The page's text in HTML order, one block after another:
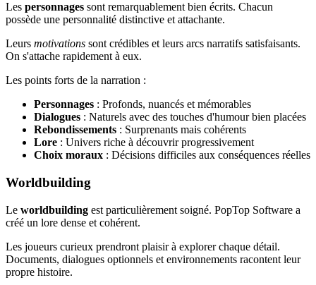
Les personnages sont remarquablement bien écrits. Chacun
possède une personnalité distinctive et attachante.
Leurs motivations sont crédibles et leurs arcs narratifs satisfaisants.
On s'attache rapidement à eux.
Les points forts de la narration :
Personnages : Profonds, nuancés et mémorables
Dialogues : Naturels avec des touches d'humour bien placées
Rebondissements : Surprenants mais cohérents
Lore : Univers riche à découvrir progressivement
Choix moraux : Décisions difficiles aux conséquences réelles
Worldbuilding
Le worldbuilding est particulièrement soigné. PopTop Software a
créé un lore dense et cohérent.
Les joueurs curieux prendront plaisir à explorer chaque détail.
Documents, dialogues optionnels et environnements racontent leur
propre histoire.